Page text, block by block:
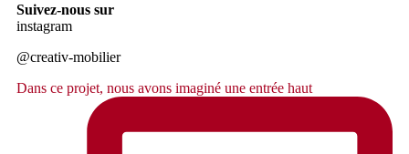
Suivez-nous sur
instagram
@creativ-mobilier
Dans ce projet, nous avons imaginé une entrée haut